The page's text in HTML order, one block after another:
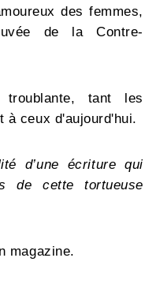
des femmes,
de la Contre-
troublante, tant les
à ceux d'aujourd'hui.
d’une écriture qui
de cette tortueuse
magazine.